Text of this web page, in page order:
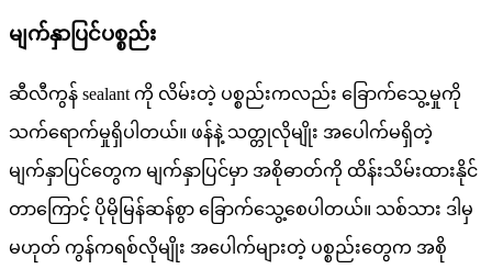
မျက်နှာပြင်ပစ္စည်း
ဆီလီကွန် sealant ကို လိမ်းတဲ့ ပစ္စည်းကလည်း ခြောက်သွေ့မှုကို
သက်ရောက်မှုရှိပါတယ်။ ဖန်နဲ့ သတ္တုလိုမျိုး အပေါက်မရှိတဲ့
မျက်နှာပြင်တွေက မျက်နှာပြင်မှာ အစိုဓာတ်ကို ထိန်းသိမ်းထားနိုင်
တာကြောင့် ပိုမိုမြန်ဆန်စွာ ခြောက်သွေ့စေပါတယ်။ သစ်သား ဒါမှ
မဟုတ် ကွန်ကရစ်လိုမျိုး အပေါက်များတဲ့ ပစ္စည်းတွေက အစို